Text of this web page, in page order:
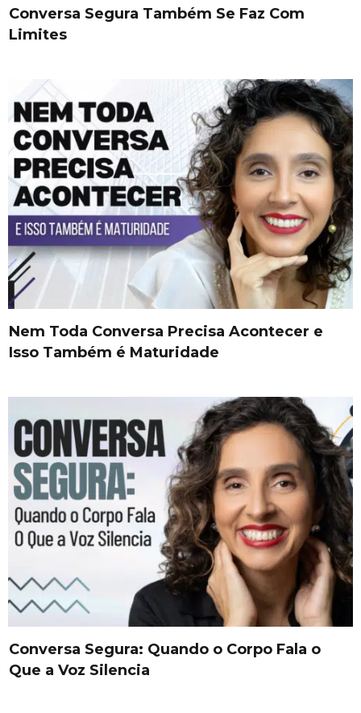
Conversa Segura Também Se Faz Com
Limites
Nem Toda Conversa Precisa Acontecer e
Isso Também é Maturidade
Conversa Segura: Quando o Corpo Fala o
Que a Voz Silencia